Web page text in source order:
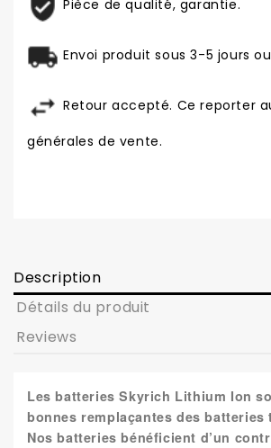
Pièce de qualité, garantie.
Envoi produit sous 3-5 jours
Retour accepté. Ce reporter
générales de vente.
Description
Détails du produit
Reviews
Les batteries Skyrich Lithium Ion
bonnes remplaçantes des
Nos batteries bénéficient d’un